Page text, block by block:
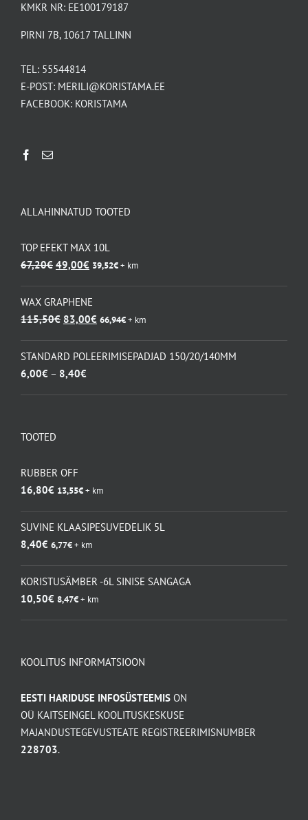
KMKR NR: EE100179187
PIRNI 7B, 10617 TALLINN
TEL: 55544814
E-POST: MERILI@KORISTAMA.EE
FACEBOOK: KORISTAMA
ALLAHINNATUD TOOTED
TOP EFEKT MAX 10L
67,20€ Algne
oli:
67,20€.
49,00€Praegune
on:
49,00€.
39,52€+ km
WAX GRAPHENE
115,50€ Algne
oli:
115,50€.
83,00€Praegune
on:
66,94€+ km
STANDARD POLEERIMISEPADJAD 150/20/140MM
6,00€ – 8,40€Hinnavahemik:
TOOTED
RUBBER OFF
16,80€ 13,55€+ km
SUVINE KLAASIPESUVEDELIK 5L
8,40€ 6,77€+ km
KORISTUSÄMBER -6L SINISE SANGAGA
10,50€ 8,47€+ km
KOOLITUS INFORMATSIOON
EESTI HARIDUSE INFOSÜSTEEMIS ON
OÜ KAITSEINGEL KOOLITUSKESKUSE
MAJANDUSTEGEVUSTEATE REGISTREERIMISNUMBER
228703.